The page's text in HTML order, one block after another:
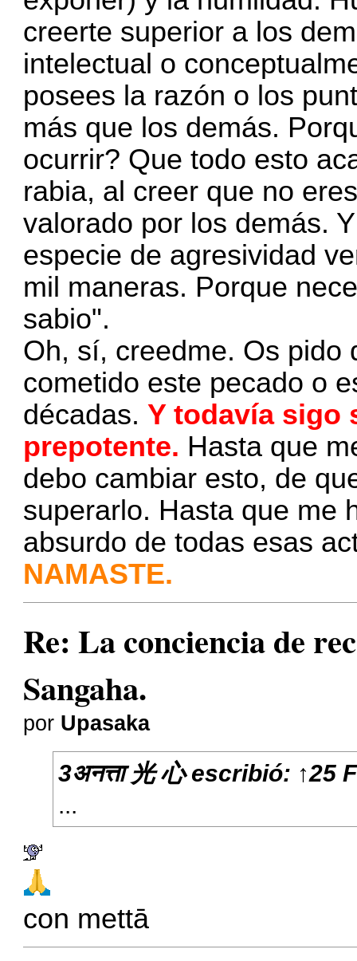
creerte superior a los
intelectual o
posees la razón o los
más que los demás.
ocurrir? Que todo esto
rabia, al creer que no
valorado por los demás.
especie de agresividad
mil maneras. Porque
sabio".
Oh, sí, creedme. Os pido
cometido este pecado o
décadas.Y todavía sigo
prepotente. Hasta que
debo cambiar esto, de
superarlo. Hasta que me
absurdo de todas esas
NAMASTE.
Re: La conciencia de
Sangaha.
por Upasaka
3अनत्ता 光 心escribió: ↑25
...
con mettā